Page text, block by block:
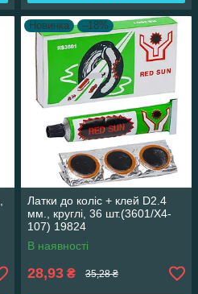
Новинка –18%
Латки до коліс + клей D2.4
мм., круглі, 36 шт.(3601/X4-
107) 19824
В наявності
28,93 ₴ 35,28 ₴